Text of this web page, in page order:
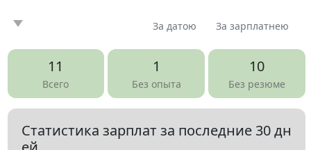
Новина 0 Стаття 0 Пропоную Шукаю 0
Запитання
Адміністрація, керівництво середньої ланки
За датою За зарплатнею
11
Всего
1
Без опыта
10
Без резюме
Статистика зарплат за последние 30 дн